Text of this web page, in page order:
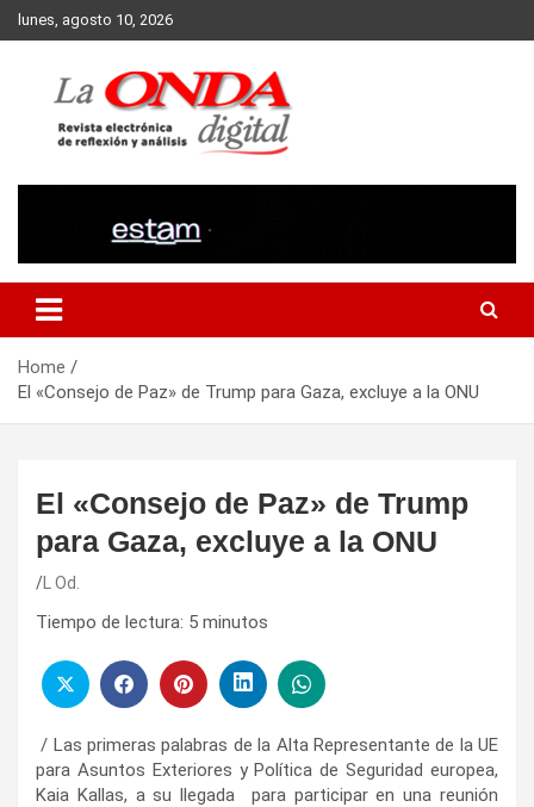
Skip
to
lunes, agosto 10, 2026
Home
El «Consejo de Paz» de Trump para Gaza, excluye a la ONU
El «Consejo de Paz» de Trump
para Gaza, excluye a la ONU
L Od.
Tiempo de lectura: 5 minutos
/ Las primeras palabras de la Alta Representante de la UE
para Asuntos Exteriores y Política de Seguridad europea,
Kaia Kallas, a su llegada para participar en una reunión